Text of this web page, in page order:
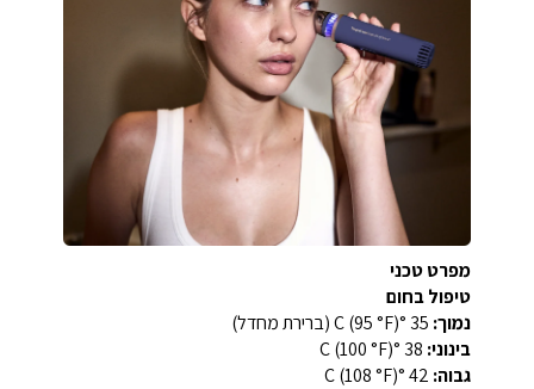
מפרט טכני
טיפול בחום
נמוך:
בינוני:
גבוה: